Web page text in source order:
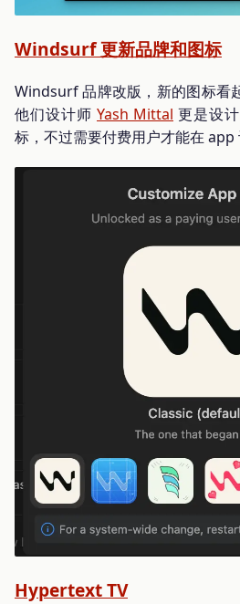
Windsurf 更新品牌和图标
Windsurf 品牌改版，新的图标看
他们设计师 Yash Mittal 更是设
标，不过需要付费用户才能在 app
Hypertext TV